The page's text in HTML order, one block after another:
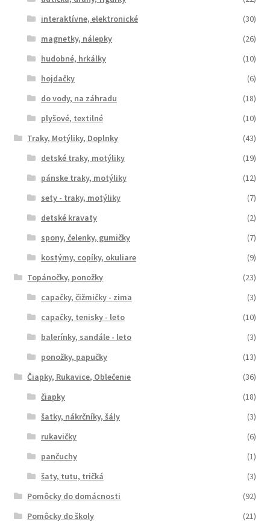
interaktívne, elektronické
(30)
magnetky, nálepky
(26)
hudobné, hrkálky
(10)
hojdačky
(6)
do vody, na záhradu
(18)
plyšové, textilné
(10)
Traky, Motýliky, Doplnky
(43)
detské traky, motýliky
(19)
pánske traky, motýliky
(12)
sety - traky, motýliky
(7)
detské kravaty
(2)
spony, čelenky, gumičky
(7)
kostýmy, copíky, okuliare
(9)
Topánočky, ponožky
(23)
capačky, čižmičky - zima
(3)
capačky, tenisky - leto
(10)
balerínky, sandále - leto
(3)
ponožky, papučky
(13)
Čiapky, Rukavice, Oblečenie
(36)
čiapky
(18)
šatky, nákrčníky, šály
(3)
rukavičky
(6)
pančuchy
(1)
šaty, tutu, tričká
(3)
Pomôcky do domácnosti
(92)
Pomôcky do školy
(21)